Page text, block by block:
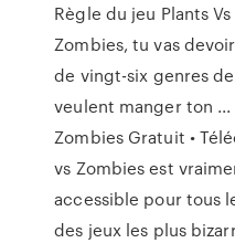
Règle du jeu Plants
Zombies, tu vas
de vingt-six genres
veulent manger ton
Zombies Gratuit •
vs Zombies est
accessible pour tous
des jeux les plus